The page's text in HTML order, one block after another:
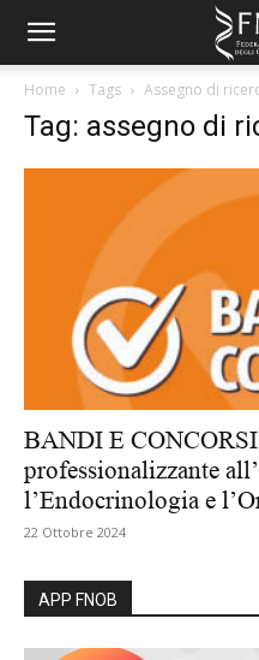
Home Tags Assegno di
Tag: assegno di
BANDI E CONCORSI
professionalizzante
l’Endocrinologia e
22 Ottobre 2024
APP FNOB